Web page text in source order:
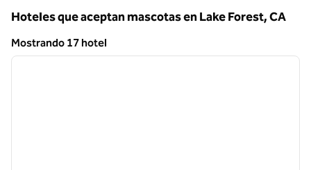
Hoteles que aceptan mascotas en Lake Forest,CA
Mostrando 17 hotel
Mostrando 17 hotel
1 de 12